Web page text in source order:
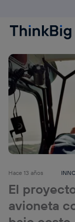
Hace 13 años
El
avioneta